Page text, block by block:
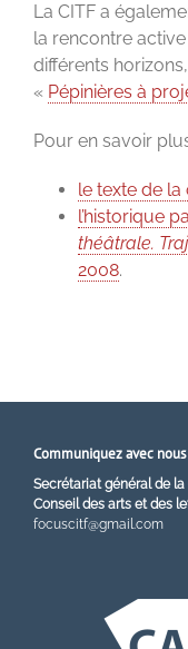
La CITF a
la rencontre
différents
« Pépinières à
Pour en savoir
le texte de
l’historique
théâtrale.
2008.
Communiquez avec nous
Secrétariat général de la
Conseil des arts et des
focuscitf@gmail.com